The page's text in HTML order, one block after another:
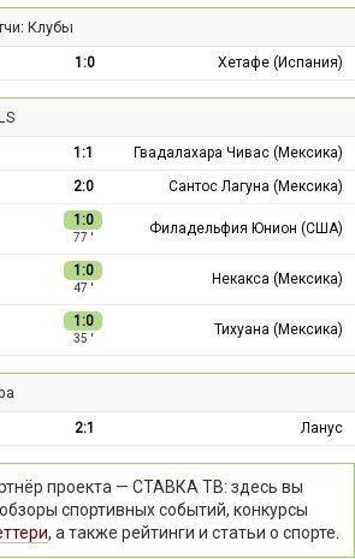
Клубы
1:0 Хетафе (Испания)
1:1
Гвадалахара Чивас (Мексика)
2:0 Сантос Лагуна (Мексика)
1:0
77 ′
Филадельфия Юнион (США)
1:0
47 ′
Некакса (Мексика)
1:0
35 ′
Тихуана (Мексика)
2:1 Ланус
проекта — СТАВКА ТВ: здесь вы
спортивных событий, конкурсы
, а также рейтинги и статьи о спорте.